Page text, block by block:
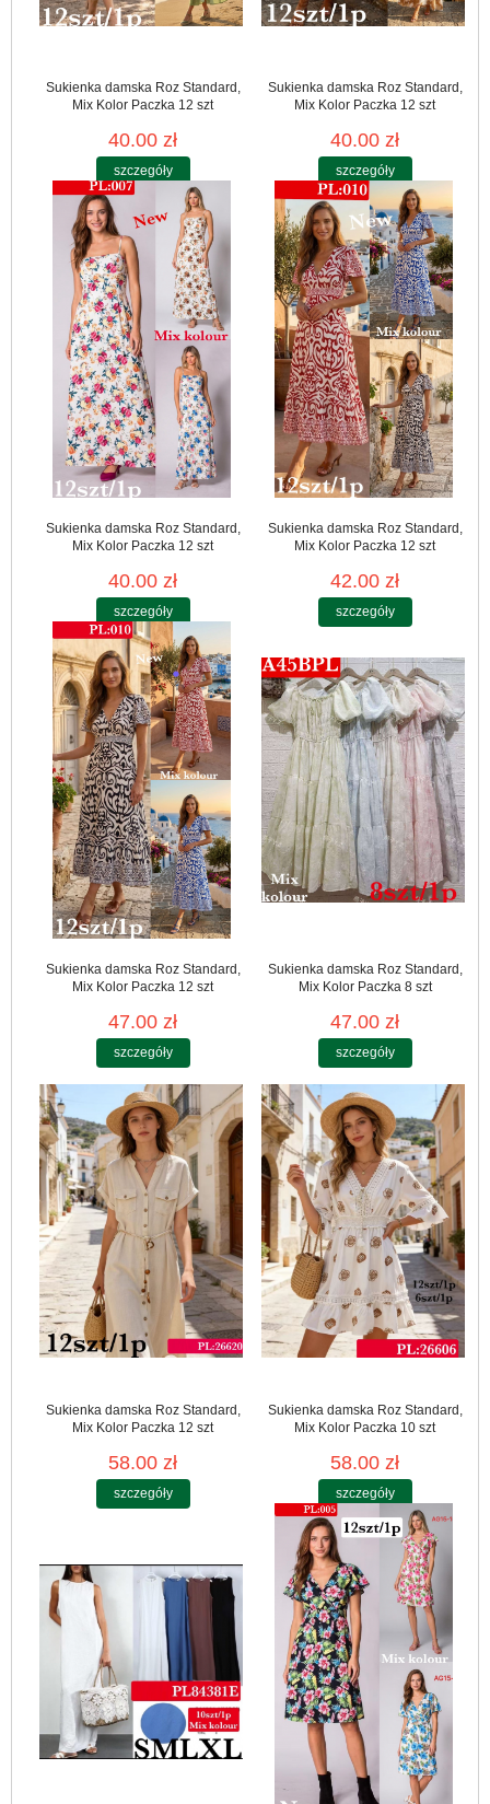
Sukienka damska Roz Standard,
Mix Kolor Paczka 12 szt
40.00 zł
szczegóły
Sukienka damska Roz Standard,
Mix Kolor Paczka 12 szt
40.00 zł
szczegóły
Sukienka damska Roz Standard,
Mix Kolor Paczka 12 szt
40.00 zł
szczegóły
Sukienka damska Roz Standard,
Mix Kolor Paczka 12 szt
42.00 zł
szczegóły
Sukienka damska Roz Standard,
Mix Kolor Paczka 12 szt
47.00 zł
szczegóły
Sukienka damska Roz Standard,
Mix Kolor Paczka 8 szt
47.00 zł
szczegóły
Sukienka damska Roz Standard,
Mix Kolor Paczka 12 szt
58.00 zł
szczegóły
Sukienka damska Roz Standard,
Mix Kolor Paczka 10 szt
58.00 zł
szczegóły